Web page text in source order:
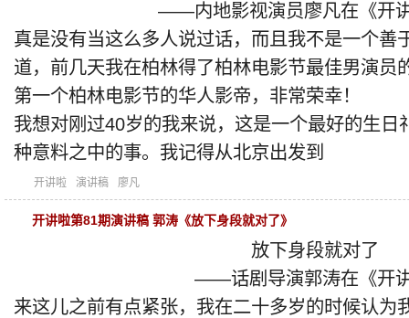
——内地影视演员廖凡在《开
真是没有当这么多人说过话，而且我不是一个善
道，前几天我在柏林得了柏林电影节最佳男演员
第一个柏林电影节的华人影帝，非常荣幸！
我想对刚过40岁的我来说，这是一个最好的生日
种意料之中的事。我记得从北京出发到
开讲啦 演讲稿 廖凡
开讲啦第81期演讲稿 郭涛《放下身段就对了》
放下身段就对了
——话剧导演郭涛在《开
来这儿之前有点紧张，我在二十多岁的时候认为